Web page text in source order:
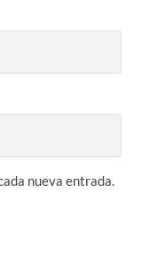
nueva entrada.